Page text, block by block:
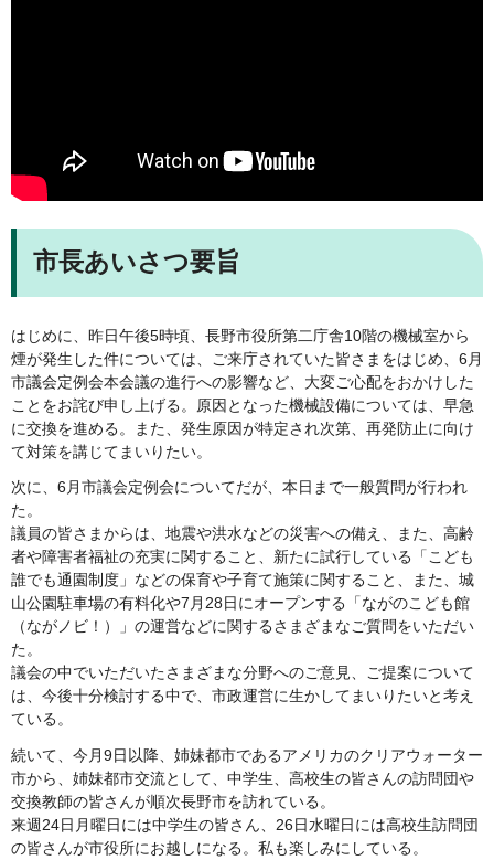
市長あいさつ要旨
はじめに、昨日午後5時頃、長野市役所第二庁舎10階の機械室から
煙が発生した件については、ご来庁されていた皆さまをはじめ、6月
市議会定例会本会議の進行への影響など、大変ご心配をおかけした
ことをお詫び申し上げる。原因となった機械設備については、早急
に交換を進める。また、発生原因が特定され次第、再発防止に向け
て対策を講じてまいりたい。
次に、6月市議会定例会についてだが、本日まで一般質問が行われ
た。
議員の皆さまからは、地震や洪水などの災害への備え、また、高齢
者や障害者福祉の充実に関すること、新たに試行している「こども
誰でも通園制度」などの保育や子育て施策に関すること、また、城
山公園駐車場の有料化や7月28日にオープンする「ながのこども館
（ながノビ！）」の運営などに関するさまざまなご質問をいただい
た。
議会の中でいただいたさまざまな分野へのご意見、ご提案について
は、今後十分検討する中で、市政運営に生かしてまいりたいと考え
ている。
続いて、今月9日以降、姉妹都市であるアメリカのクリアウォーター
市から、姉妹都市交流として、中学生、高校生の皆さんの訪問団や
交換教師の皆さんが順次長野市を訪れている。
来週24日月曜日には中学生の皆さん、26日水曜日には高校生訪問団
の皆さんが市役所にお越しになる。私も楽しみにしている。